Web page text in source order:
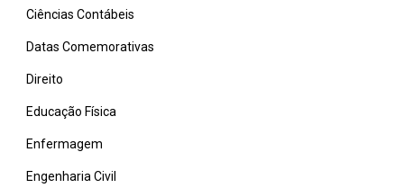
Ciências Contábeis
Datas Comemorativas
Direito
Educação Física
Enfermagem
Engenharia Civil